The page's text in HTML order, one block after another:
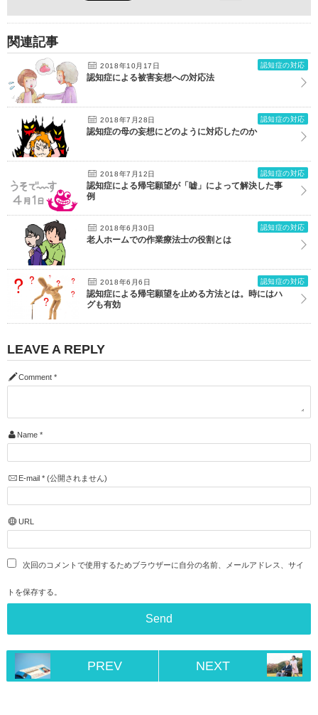
関連記事
2018年10月17日 認知症の対応
認知症による被害妄想への対応法
2018年7月28日 認知症の対応
認知症の母の妄想にどのように対応したのか
2018年7月12日 認知症の対応
認知症による帰宅願望が「嘘」によって解決した事
例
2018年6月30日 認知症の対応
老人ホームでの作業療法士の役割とは
2018年6月6日 認知症の対応
認知症による帰宅願望を止める方法とは。時にはハ
グも有効
LEAVE A REPLY
Comment *
Name *
E-mail *(公開されません)
URL
次回のコメントで使用するためブラウザーに自分の名前、メールアドレス、サイ
トを保存する。
PREV NEXT